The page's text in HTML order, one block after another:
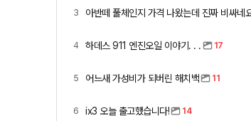
3
4 하데스 911 엔진오일 이야기. . . 17
5 어느새 가성비가 되버린 해치백 11
6 ix3 오늘 출고했습니다! 14